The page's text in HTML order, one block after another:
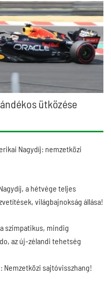
ütközése
Nagydíj: nemzetközi
a hétvége teljes
világbajnokság állása!
szimpatikus, mindig
az új-zélandi tehetség
Nemzetközi sajtóvisszhang!